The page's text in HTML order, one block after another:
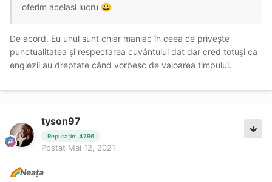
oferim acelasi lucru 😀
De acord. Eu unul sunt chiar maniac în ceea ce privește
punctualitatea și respectarea cuvântului dat dar cred totuși ca
englezii au dreptate când vorbesc de valoarea timpului.
tyson97
Reputație: 4796
Postat Mai 12, 2021
🌈Neața